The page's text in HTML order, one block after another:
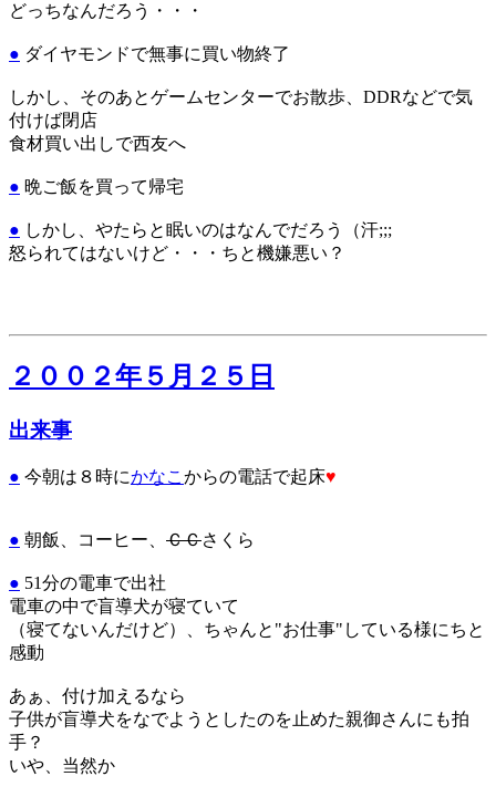
どっちなんだろう・・・
● ダイヤモンドで無事に買い物終了
しかし、そのあとゲームセンターでお散歩、DDRなどで気
付けば閉店
食材買い出しで西友へ
● 晩ご飯を買って帰宅
● しかし、やたらと眠いのはなんでだろう（汗;;;
怒られてはないけど・・・ちと機嫌悪い？
２００２年５月２５日
出来事
● 今朝は８時にかなこ からの電話で起床♥
● 朝飯、コーヒー、 ＣＣさくら
● 51分の電車で出社
電車の中で盲導犬が寝ていて
（寝てないんだけど）、ちゃんと"お仕事"している様にちと
感動
あぁ、付け加えるなら
子供が盲導犬をなでようとしたのを止めた親御さんにも拍
手？
いや、当然か